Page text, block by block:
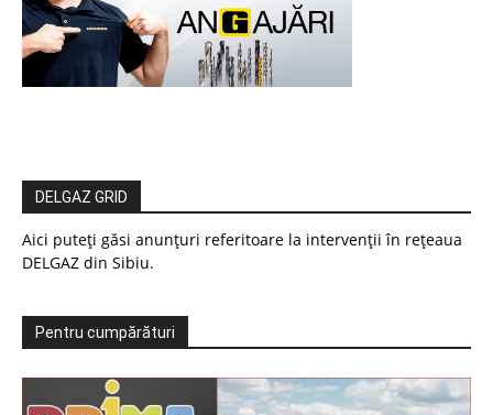
DELGAZ GRID
Aici puteți găsi anunțuri referitoare la intervenții în rețeaua
DELGAZ din Sibiu.
Pentru cumpărături